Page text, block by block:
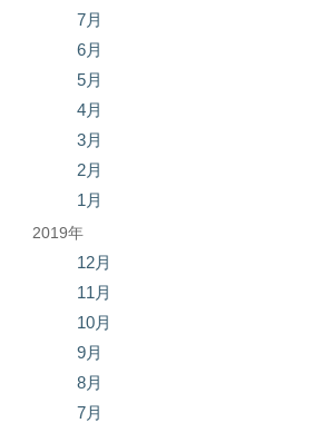
7月
6月
5月
4月
3月
2月
1月
2019年
12月
11月
10月
9月
8月
7月